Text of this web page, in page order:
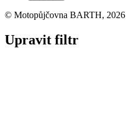
© Motopůjčovna BARTH, 2026
Upravit filtr